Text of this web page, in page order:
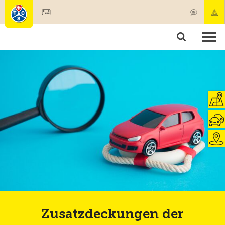
Mitgliedschaft & Leistungen
Test, Sicherheit & Gesundheit
Zusatzdeckungen der